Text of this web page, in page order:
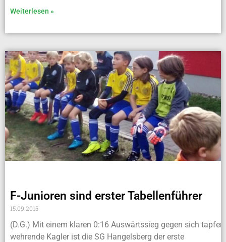
Weiterlesen »
F-Junioren sind erster Tabellenführer
15.09.2015
(D.G.) Mit einem klaren 0:16 Auswärtssieg gegen sich tapfer
wehrende Kagler ist die SG Hangelsberg der erste